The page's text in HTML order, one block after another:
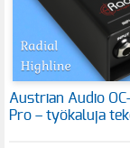
Austrian Audio
Pro – työkaluja